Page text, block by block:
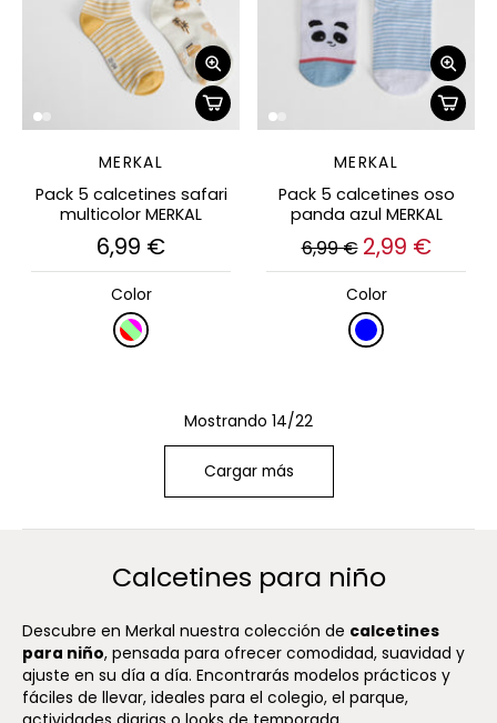
MERKAL
Pack 5 calcetines safari
multicolor MERKAL
6,99 €
Color
MERKAL
Pack 5 calcetines oso
panda azul MERKAL
6,99 € 2,99 €
Color
Mostrando 14/22
Cargar más
Calcetines para niño
Descubre en Merkal nuestra colección de calcetines
para niño, pensada para ofrecer comodidad, suavidad y
ajuste en su día a día. Encontrarás modelos prácticos y
fáciles de llevar, ideales para el colegio, el parque,